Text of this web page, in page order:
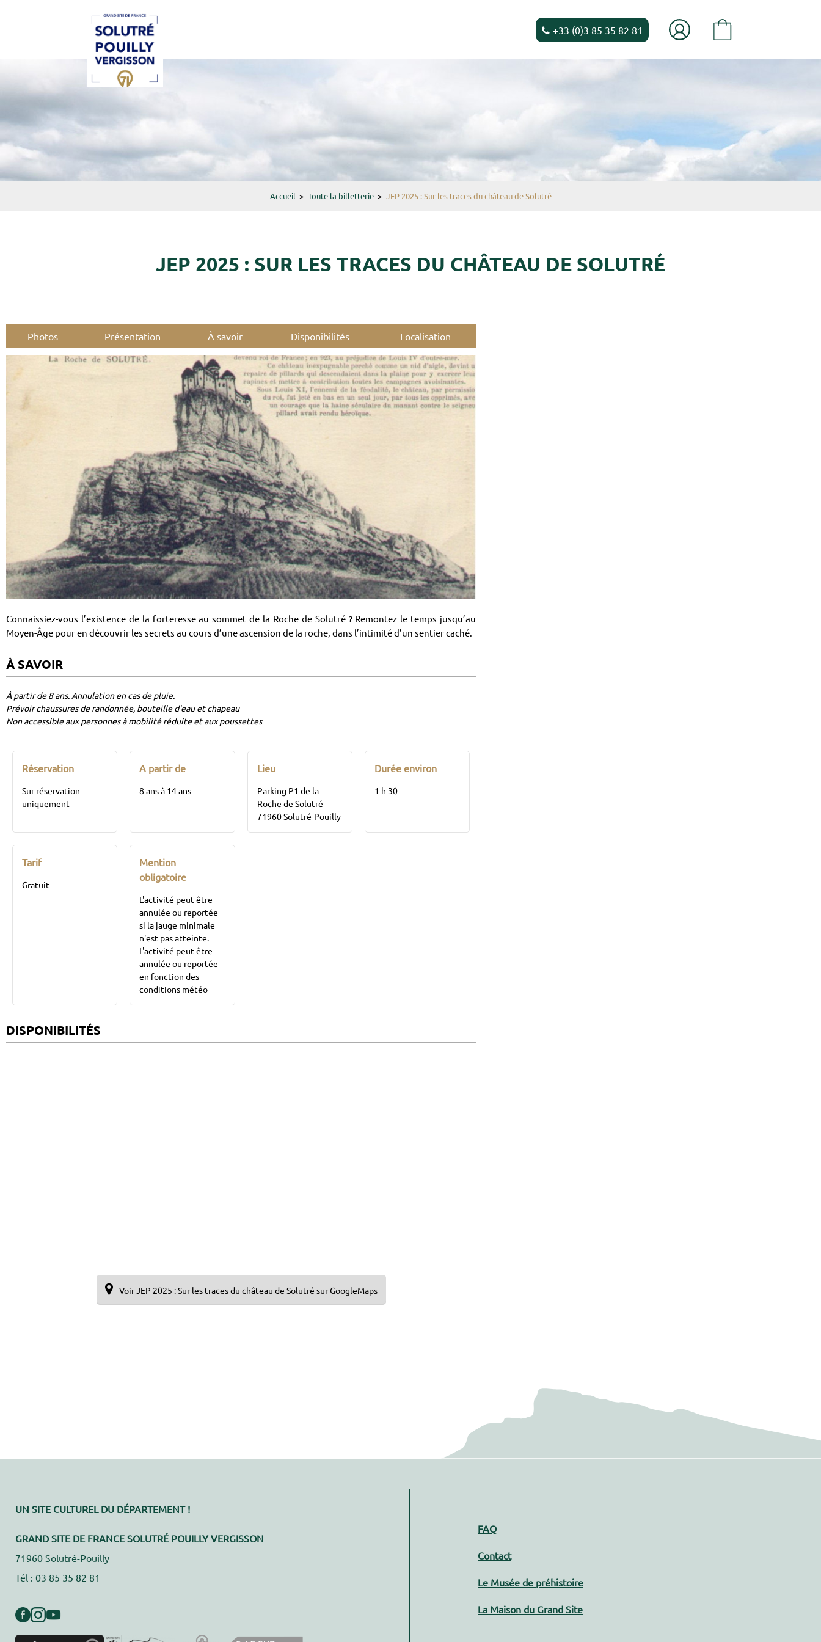
+33 (0)3 85 35 82 81
Accueil > Toute la billetterie > JEP 2025 : Sur les traces du château de Solutré
JEP 2025 : SUR LES TRACES DU CHÂTEAU DE SOLUTRÉ
Photos Présentation À savoir Disponibilités Localisation
Connaissiez-vous l’existence de la forteresse au sommet de la Roche de Solutré ? Remontez le temps jusqu’au
Moyen-Âge pour en découvrir les secrets au cours d’une ascension de la roche, dans l’intimité d’un sentier caché.
À SAVOIR
À partir de 8 ans. Annulation en cas de pluie.
Prévoir chaussures de randonnée, bouteille d'eau et chapeau
Non accessible aux personnes à mobilité réduite et aux poussettes
Réservation
Sur réservation
uniquement
A partir de
8 ans à 14 ans
Lieu
Parking P1 de la
Roche de Solutré
71960 Solutré-Pouilly
Durée environ
1 h 30
Tarif
Gratuit
Mention
obligatoire
L'activité peut être
annulée ou reportée
si la jauge minimale
n'est pas atteinte.
L'activité peut être
annulée ou reportée
en fonction des
conditions météo
DISPONIBILITÉS
Voir JEP 2025 : Sur les traces du château de Solutré sur GoogleMaps
UN SITE CULTUREL DU DÉPARTEMENT !
GRAND SITE DE FRANCE SOLUTRÉ POUILLY VERGISSON
71960 Solutré-Pouilly
Tél : 03 85 35 82 81
FAQ
Contact
Le Musée de préhistoire
La Maison du Grand Site